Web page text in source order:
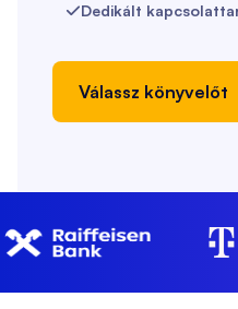
Dedikált
Válassz könyvelőt